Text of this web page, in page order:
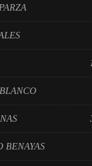
ESPARZA
CANALES
DIEZ
BLANCO
ARENAS
BENAYAS